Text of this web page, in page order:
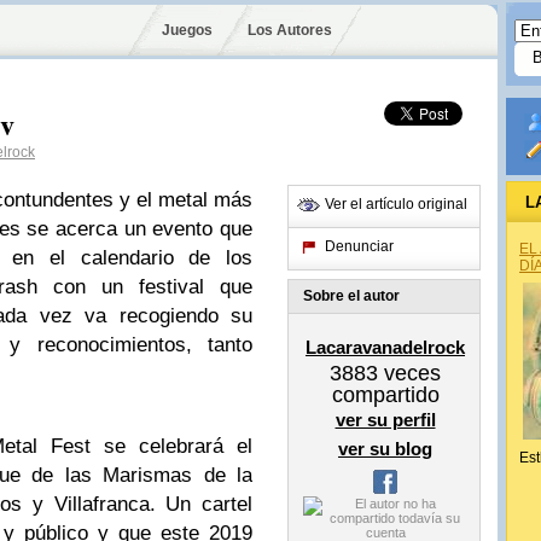
Juegos Los Autores
y el metal más
se acerca un evento que
en el calendario de los
con un festival que
vez va recogiendo su
reconocimientos, tanto
Fest se celebrará el
de las Marismas de la
y Villafranca. Un cartel
público y que este 2019
Ver el artículo original
Denunciar
Sobre el autor
Lacaravanadelrock
3883 veces
compartido
ver su perfil
ver su blog